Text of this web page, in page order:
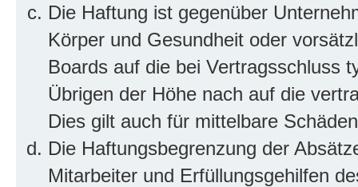
Die Haftung ist gegenüber
Körper und Gesundheit oder
Boards auf die bei Vertragsschluss
Übrigen der Höhe nach auf die
Dies gilt auch für mittelbare
Die Haftungsbegrenzung der
Mitarbeiter und Erfüllungsgehilfen